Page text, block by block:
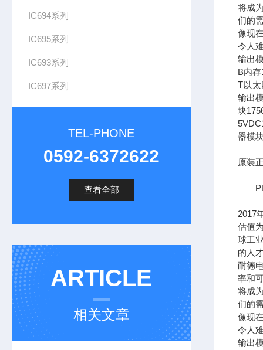
IC694系列
IC695系列
IC693系列
IC697系列
TEL-PHONE
0592-6372622
查看全部
ARTICLE
相关文章
将成
们的
像现
令人
输出
B内
T以太
输出
块
器模
原装
PLC
2017
估值
球工
的人
耐德
率和
将成
们的
像现
令人
输出